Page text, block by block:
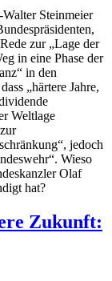
Steinmeier
zur „Lage der
in eine Phase der
in den
„härtere Jahre,
Weltlage
jedoch
Wieso
Olaf
hat?
Zukunft: